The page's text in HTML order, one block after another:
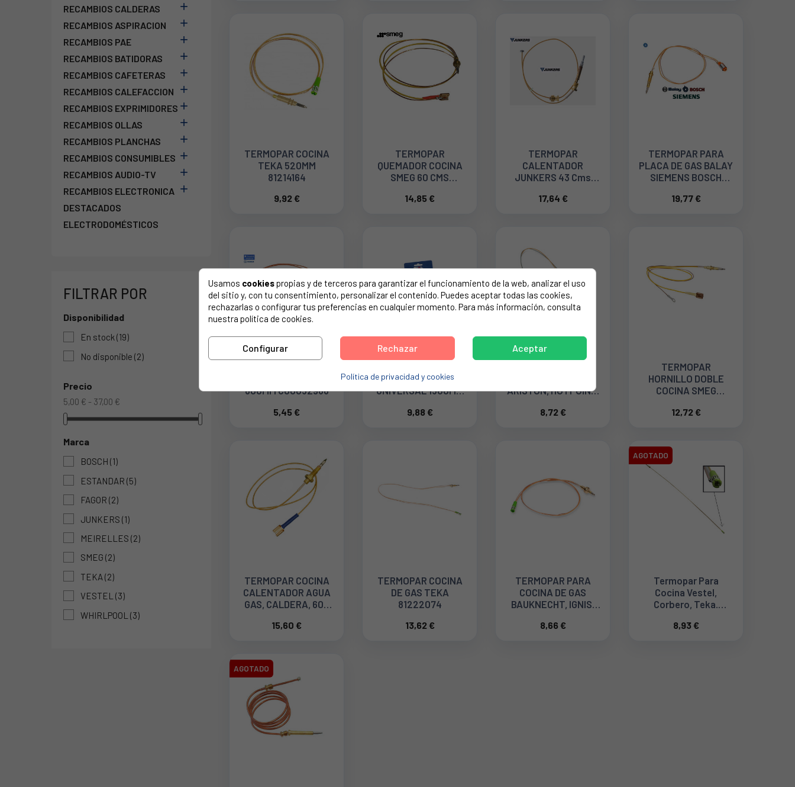
RECAMBIOS CALDERAS 
RECAMBIOS ASPIRACION 
RECAMBIOS PAE 
RECAMBIOS BATIDORAS 
RECAMBIOS CAFETERAS 
RECAMBIOS CALEFACCION 
RECAMBIOS EXPRIMIDORES 
RECAMBIOS OLLAS 
RECAMBIOS PLANCHAS 
RECAMBIOS CONSUMIBLES 
RECAMBIOS AUDIO-TV 
RECAMBIOS ELECTRONICA 
DESTACADOS
ELECTRODOMÉSTICOS
FILTRAR POR
Disponibilidad
En stock (19)
No disponible (2)
Precio
5,00 € - 37,00 €
Marca
BOSCH (1)
ESTANDAR (5)
FAGOR (2)
JUNKERS (1)
MEIRELLES (2)
SMEG (2)
TEKA (2)
VESTEL (3)
WHIRLPOOL (3)
TERMOPAR COCINA
TEKA 520MM
81214164
9,92 €
TERMOPAR
QUEMADOR COCINA
SMEG 60 CMS
14,85 €
TERMOPAR
CALENTADOR
JUNKERS 43 Cms
17,64 €
TERMOPAR PARA
PLACA DE GAS BALAY
SIEMENS BOSCH
19,77 €
600MM C00052986
5,45 €
CALENTADOR
UNIVERSAL 1500MM
9,88 €
ARISTON, HOTPOINT,
482000028009
8,72 €
TERMOPAR
HORNILLO DOBLE
COCINA SMEG
12,72 €
TERMOPAR COCINA
CALENTADOR AGUA
GAS, CALDERA, 600
15,60 €
TERMOPAR COCINA
DE GAS TEKA
81222074
13,62 €
TERMOPAR PARA
COCINA DE GAS
BAUKNECHT, IGNIS,
C00546476
8,66 €
Termopar Para
Cocina Vestel,
Corbero, Teka.
8,93 €
AGOTADO
AGOTADO
Usamos cookiespropias y de terceros para garantizar el funcionamiento de la web, analizar el uso
del sitio y, con tu consentimiento, personalizar el contenido. Puedes aceptar todas las cookies,
rechazarlas o configurar tus preferencias en cualquier momento. Para más información, consulta
nuestra política de cookies.
Configurar Rechazar Aceptar
Política de privacidad y cookies